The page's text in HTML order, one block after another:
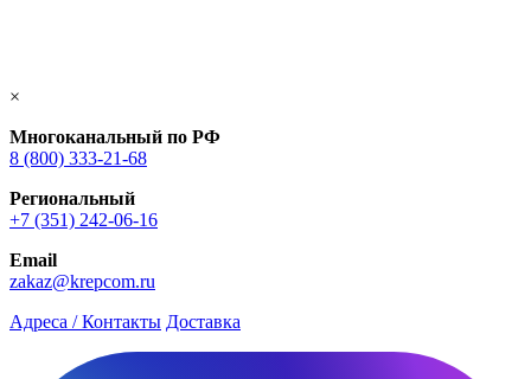
×
Многоканальный по РФ
8 (800) 333‑21-68
Региональный
+7 (351) 242-06-16
Email
zakaz@krepcom.ru
Адреса / Контакты Доставка